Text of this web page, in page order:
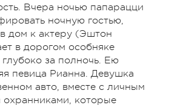
Вчера ночью папарацци
ночную гостью,
дом к актеру (Эштон
в дорогом особняке
глубоко за полночь. Ею
певица Рианна. Девушка
авто, вместе с личным
охранниками, которые